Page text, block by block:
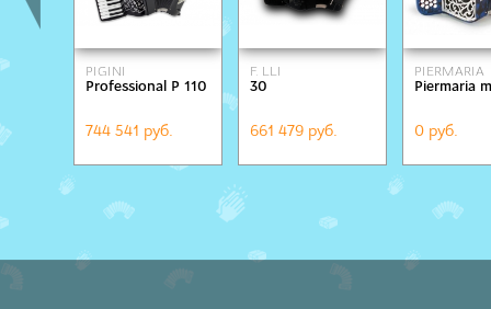
PIGINI
Professional P 110
744 541 руб.
F. LLI
ALESSANDRINI
30
661 479 руб.
PIERMARIA
Piermaria
0 руб.